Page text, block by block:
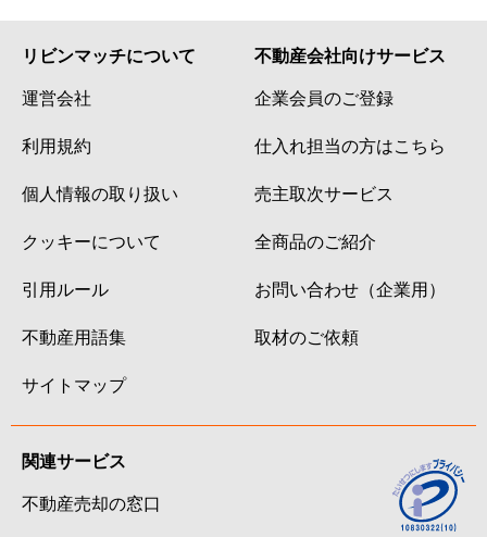
リビンマッチについて
運営会社
利用規約
個人情報の取り扱い
クッキーについて
引用ルール
不動産用語集
サイトマップ
不動産会社向けサービス
企業会員のご登録
仕入れ担当の方はこちら
売主取次サービス
全商品のご紹介
お問い合わせ（企業用）
取材のご依頼
関連サービス
不動産売却の窓口